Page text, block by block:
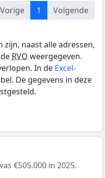
Vorige
1 Volgende
zijn, naast alle adressen,
RVO weergegeven.
In de Excel-
De gegevens in deze
€505.000 in 2025.